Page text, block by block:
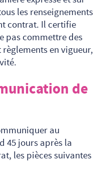
les renseignements
contrat. Il certifie
pas commettre des
en vigueur,
de
au
45 jours après la
les pièces suivantes